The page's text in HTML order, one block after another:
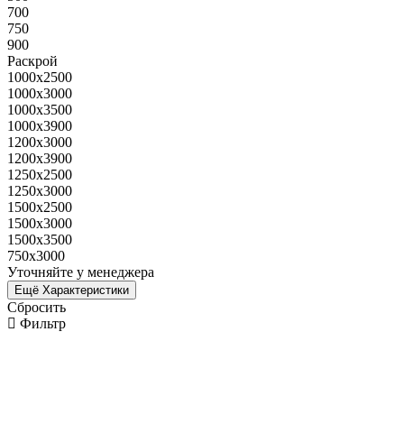
700
750
900
Раскрой
1000х2500
1000х3000
1000х3500
1000х3900
1200х3000
1200х3900
1250х2500
1250х3000
1500х2500
1500х3000
1500х3500
750х3000
Уточняйте у менеджера
Ещё Характеристики
Сбросить
Фильтр